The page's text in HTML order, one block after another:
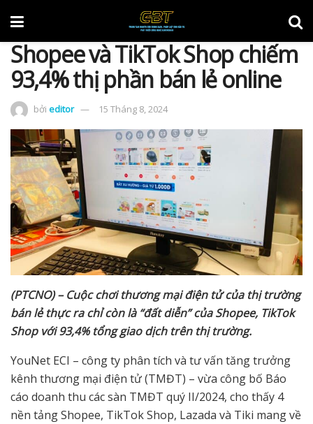
Shopee và TikTok Shop chiếm
93,4% thị phần bán lẻ online
bởi editor 15 Tháng 8, 2024
(PTCNO) – Cuộc chơi thương mại điện tử của thị trường
bán lẻ thực ra chỉ còn là “đất diễn” của Shopee, TikTok
Shop với 93,4% tổng giao dịch trên thị trường.
YouNet ECI – công ty phân tích và tư vấn tăng trưởng
kênh thương mại điện tử (TMĐT) – vừa công bố Báo
cáo doanh thu các sàn TMĐT quý II/2024, cho thấy 4
nền tảng Shopee, TikTok Shop, Lazada và Tiki mang về